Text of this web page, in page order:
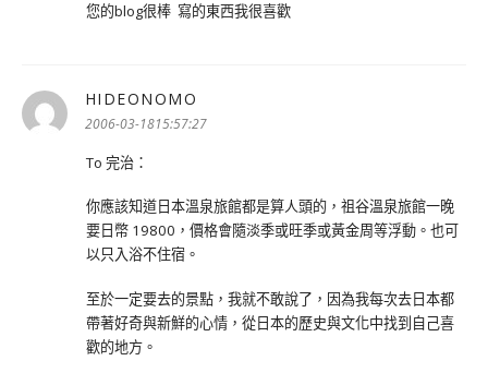
您的blog很棒 寫的東西我很喜歡
HIDEONOMO
示:
2006-03-1815:57:27
To 完治：
你應該知道日本溫泉旅館都是算人頭的，祖谷溫泉旅館一晚
要日幣 19800，價格會隨淡季或旺季或黃金周等浮動。也可
以只入浴不住宿。
至於一定要去的景點，我就不敢說了，因為我每次去日本都
帶著好奇與新鮮的心情，從日本的歷史與文化中找到自己喜
歡的地方。